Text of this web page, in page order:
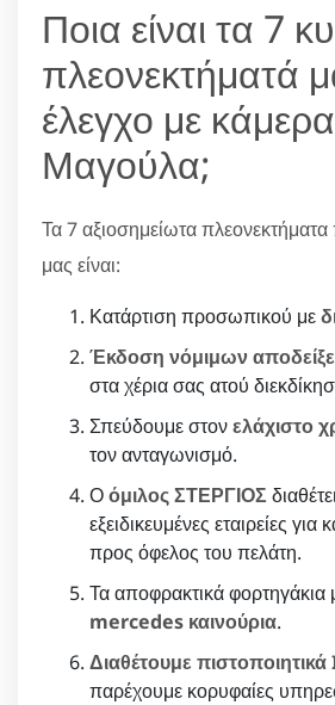
Ποια είναι τα 7
πλεονεκτήματά
έλεγχο με
Μαγούλα;
Τα 7 αξιοσημείωτα πλεονεκτήματα
μας είναι:
Κατάρτιση προσωπικού με
Έκδοση νόμιμων
στα χέρια σας ατού
Σπεύδουμε στονελάχιστο
τον ανταγωνισμό.
Οόμιλος ΣΤΕΡΓΙΟΣ
εξειδικευμένες εταιρείες για
προς όφελος του πελάτη.
Τα αποφρακτικά φορτηγάκια
mercedes καινούρια.
Διαθέτουμε πιστοποιητικά
παρέχουμε κορυφαίες